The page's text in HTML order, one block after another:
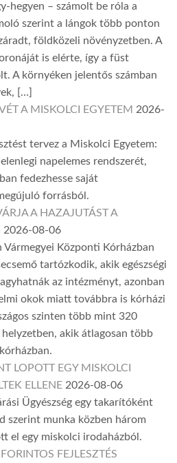
hegyen – számolt be róla a
szerint a lángok több ponton
földközeli növényzetben. A
is elérte, így a füst
A környéken jelentős számban
[…]
A MISKOLCI EGYETEM 2026-
tervez a Miskolci Egyetem:
napelemes rendszerét,
fedezhesse saját
forrásból.
A HAZAJUTÁST A
2026-08-06
Központi Kórházban
tartózkodik, akik egészségi
az intézményt, azonban
okok miatt továbbra is kórházi
szinten több mint 320
akik átlagosan több
LOPOTT EGY MISKOLCI
ELLENE 2026-08-06
Ügyészség egy takarítóként
szerint munka közben három
el egy miskolci irodaházból.
FEJLESZTÉS